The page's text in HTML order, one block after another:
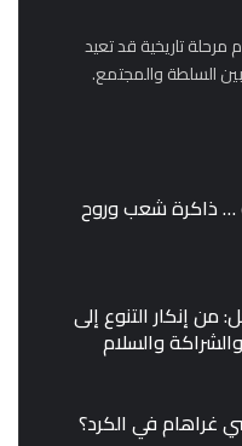
تاريخية قد تعيد
السلطة والمجتمع.
… ذاكرة شعب وروح
من إنكار التنوع إلى
والسلام
غراهام في الكرد؟